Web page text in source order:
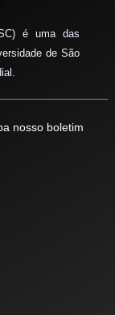
é uma das
de São
nosso boletim